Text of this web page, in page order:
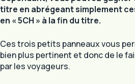
titre en abrégeant simplement
en « 5CH » à la fin du titre.
Ces trois petits panneaux vous
bien plus pertinent et donc de le
par les voyageurs.